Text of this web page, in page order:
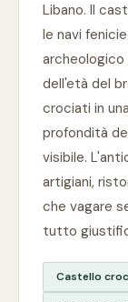
Libano. Il
le navi
archeologico
dell'età del
crociati in
profondità
visibile.
artigiani,
che vagare
tutto
Castello